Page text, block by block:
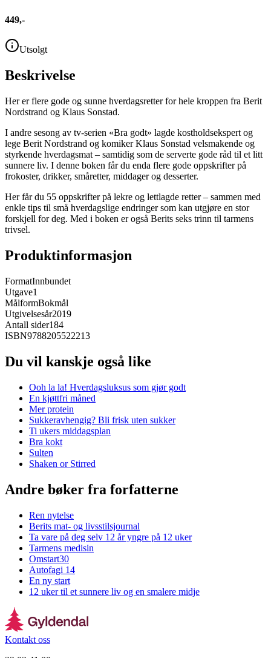
449,-
Utsolgt
Beskrivelse
Her er flere gode og sunne hverdagsretter for hele kroppen fra Berit
Nordstrand og Klaus Sonstad.
I andre sesong av tv-serien «Bra godt» lagde kostholdsekspert og
lege Berit Nordstrand og komiker Klaus Sonstad velsmakende og
styrkende hverdagsmat – samtidig som de serverte gode råd til et litt
sunnere liv. I denne boken får du enda flere gode oppskrifter på
frokoster, drikker, småretter, middager og desserter.
Her får du 55 oppskrifter på lekre og lettlagde retter – sammen med
enkle tips til små hverdagslige endringer som kan utgjøre en stor
forskjell for deg. Med i boken er også Berits seks trinn til tarmens
trivsel.
Produktinformasjon
FormatInnbundet
Utgave1
MålformBokmål
Utgivelsesår2019
Antall sider184
ISBN9788205522213
Du vil kanskje også like
Ooh la la! Hverdagsluksus som gjør godt
En kjøttfri måned
Mer protein
Sukkeravhengig? Bli frisk uten sukker
Ti ukers middagsplan
Bra kokt
Sulten
Shaken or Stirred
Andre bøker fra forfatterne
Ren nytelse
Berits mat- og livsstilsjournal
Ta vare på deg selv 12 år yngre på 12 uker
Tarmens medisin
Omstart30
Autofagi 14
En ny start
12 uker til et sunnere liv og en smalere midje
Kontakt oss